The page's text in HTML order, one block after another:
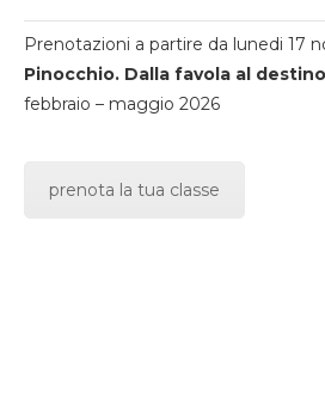
Prenotazioni a partire da lunedi 17
Pinocchio. Dalla favola al destino
febbraio – maggio 2026
prenota la tua classe